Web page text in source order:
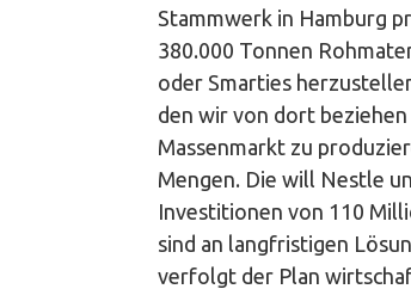
Stammwerk in Hamburg
380.000 Tonnen
oder Smarties
den wir von dort
Massenmarkt zu
Mengen. Die will Nestle
Investitionen von 110
sind an langfristigen
verfolgt der Plan